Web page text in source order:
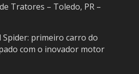
Tratores – Toledo, PR –
Spider: primeiro carro do
com o inovador motor